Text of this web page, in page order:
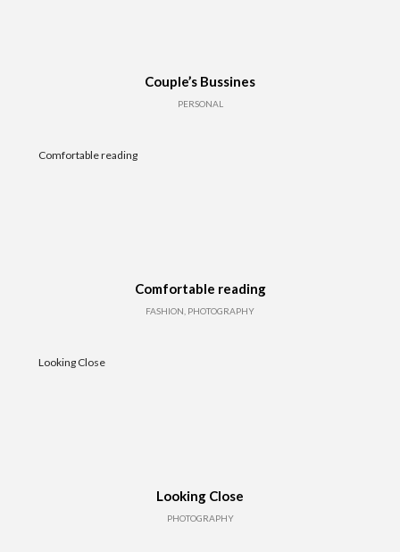
Couple’s Bussines
PERSONAL
Comfortable reading
Comfortable reading
FASHION, PHOTOGRAPHY
Looking Close
Looking Close
PHOTOGRAPHY